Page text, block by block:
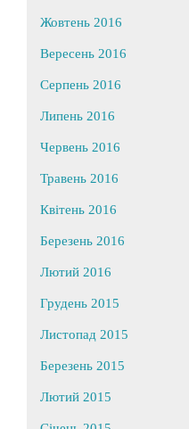
Жовтень 2016
Вересень 2016
Серпень 2016
Липень 2016
Червень 2016
Травень 2016
Квітень 2016
Березень 2016
Лютий 2016
Грудень 2015
Листопад 2015
Березень 2015
Лютий 2015